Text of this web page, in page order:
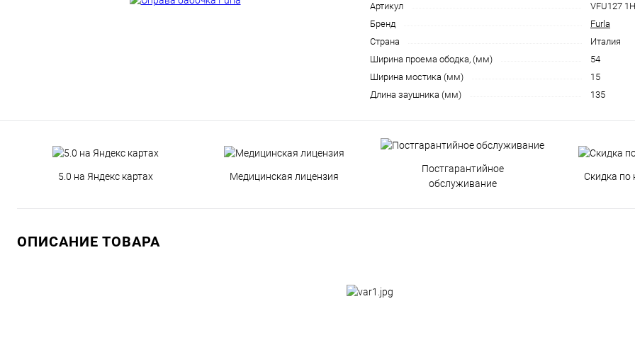
Артикул
VFU127
Бренд
Furla
Страна
Италия
Ширина проема ободка, (мм)
54
Ширина мостика (мм)
15
Длина заушника (мм)
135
5.0 на Яндекс картах Медицинская лицензия
Постгарантийное
обслуживание
Скидка по
ОПИСАНИЕ ТОВАРА